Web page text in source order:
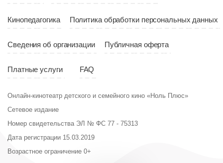
Кинопедагогика Политика обработки персональных данных
Сведения об организации Публичная оферта
Платные услуги FAQ
Онлайн-кинотеатр детского и семейного кино «Ноль Плюс»
Сетевое издание
Номер свидетельства ЭЛ № ФС 77 - 75313
Дата регистрации 15.03.2019
Возрастное ограничение 0+